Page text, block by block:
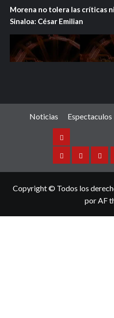
Morena no tolera las críticas
Sinaloa: César Emilian
Noticias Espectaculos
Noticias
SinaloaNacional
Copyright © Todos los
por AF